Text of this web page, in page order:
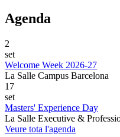
Agenda
2
set
Welcome Week 2026-27
La Salle Campus Barcelona
17
set
Masters' Experience Day
La Salle Executive &
Veure tota l'agenda